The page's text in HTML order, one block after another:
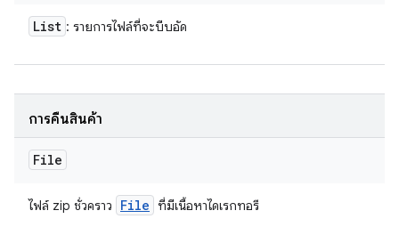
List : รายการไฟล์ที่จะบีบอัด
การคืนสินค้า
File
ไฟล์ zip ชั่วคราว File ที่มีเนื้อหาไดเรกทอรี